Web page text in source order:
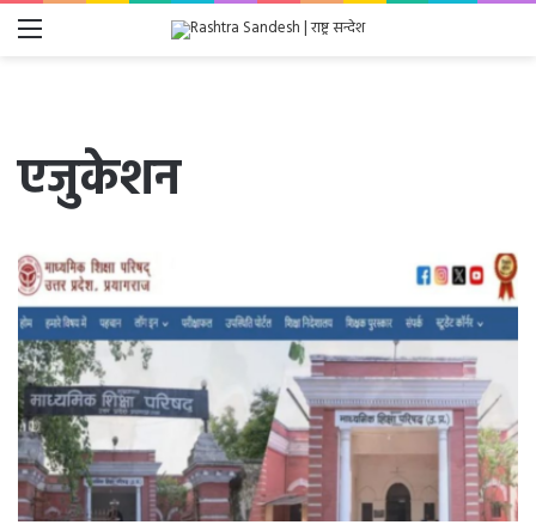
Menu
एजुकेशन